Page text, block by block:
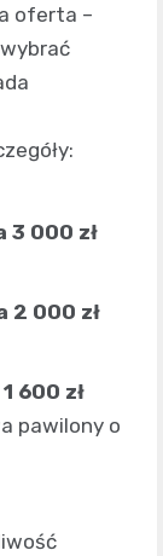
oferta –
3 000 zł
2 000 zł
600 zł
pawilony o